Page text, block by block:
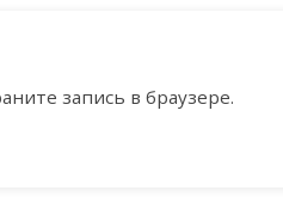
запись в браузере.